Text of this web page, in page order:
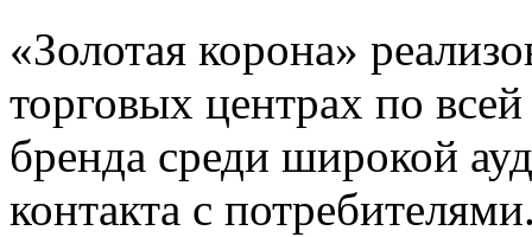
«Золотая корона»
торговых центрах по
бренда среди широкой
контакта с